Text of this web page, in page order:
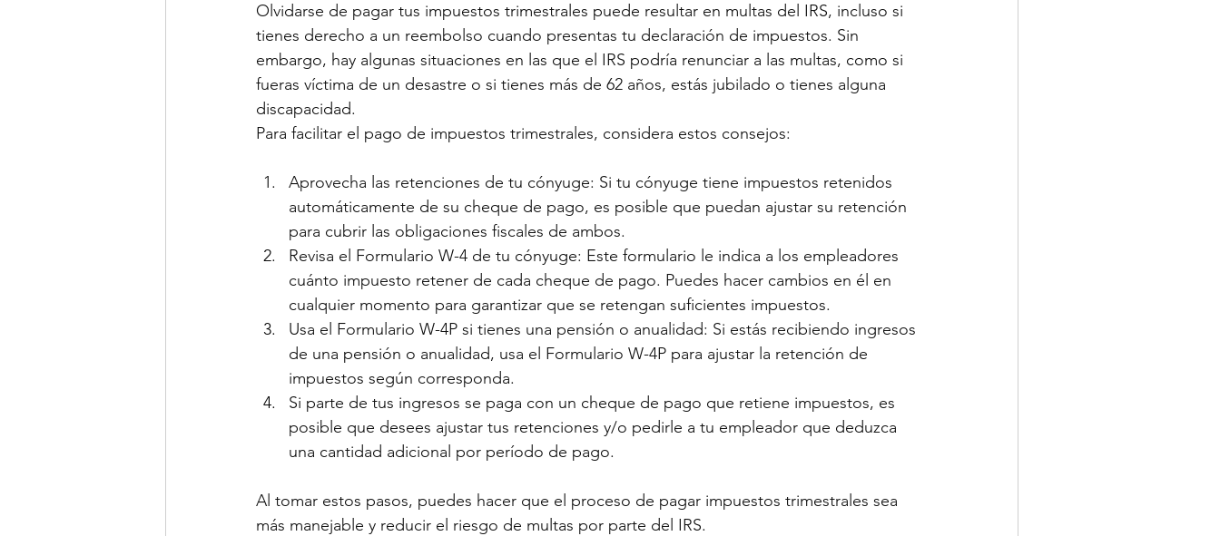
Olvidarse de pagar tus impuestos trimestrales puede resultar en multas del IRS, incluso si
tienes derecho a un reembolso cuando presentas tu declaración de impuestos. Sin
embargo, hay algunas situaciones en las que el IRS podría renunciar a las multas, como si
fueras víctima de un desastre o si tienes más de 62 años, estás jubilado o tienes alguna
discapacidad.
Para facilitar el pago de impuestos trimestrales, considera estos consejos:
Aprovecha las retenciones de tu cónyuge: Si tu cónyuge tiene impuestos retenidos
automáticamente de su cheque de pago, es posible que puedan ajustar su retención
para cubrir las obligaciones fiscales de ambos.
Revisa el Formulario W-4 de tu cónyuge: Este formulario le indica a los empleadores
cuánto impuesto retener de cada cheque de pago. Puedes hacer cambios en él en
cualquier momento para garantizar que se retengan suficientes impuestos.
Usa el Formulario W-4P si tienes una pensión o anualidad: Si estás recibiendo ingresos
de una pensión o anualidad, usa el Formulario W-4P para ajustar la retención de
impuestos según corresponda.
Si parte de tus ingresos se paga con un cheque de pago que retiene impuestos, es
posible que desees ajustar tus retenciones y/o pedirle a tu empleador que deduzca
una cantidad adicional por período de pago.
Al tomar estos pasos, puedes hacer que el proceso de pagar impuestos trimestrales sea
más manejable y reducir el riesgo de multas por parte del IRS.